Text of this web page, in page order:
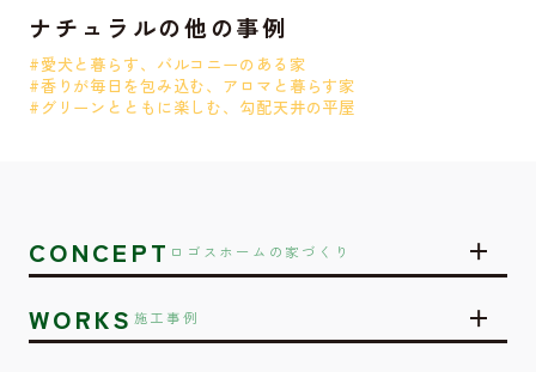
ナチュラルの他の事例
#愛犬と暮らす、バルコニーのある家
#香りが毎日を包み込む、アロマと暮らす家
#グリーンとともに楽しむ、勾配天井の平屋
CONCEPT ロゴスホームの家づくり
WORKS 施工事例